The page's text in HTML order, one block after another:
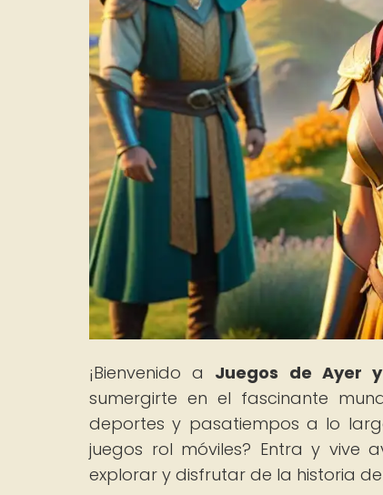
¡Bienvenido a Juegos de Ayer
sumergirte en el fascinante
deportes y pasatiempos a lo
juegos rol móviles? Entra y vive
explorar y disfrutar de la historia